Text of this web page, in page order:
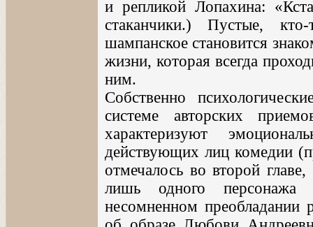
и репликой Лопахина:
стаканчики.) Пустые,
шампанское становится
жизни, которая всегда
ним.
Собственно
системе авторских
характеризуют
действующих лиц комедии
отмечалось во второй
лишь одного персонажа
несомненном преобладании